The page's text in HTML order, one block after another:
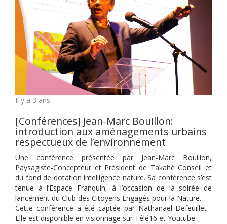
Il y a 3 ans
[Conférences] Jean-Marc Bouillon:
introduction aux aménagements urbains
respectueux de l’environnement
Une conférence présentée par Jean-Marc Bouillon,
Paysagiste-Concepteur et Président de Takahé Conseil et
du fond de dotation intelligence nature. Sa conférence s’est
tenue à l’Espace Franquin, à l’occasion de la soirée de
lancement du Club des Citoyens Engagés pour la Nature.
Cette conférence a été captée par Nathanaël Defeuillet .
Elle est disponible en visionnage sur Télé16 et Youtube.